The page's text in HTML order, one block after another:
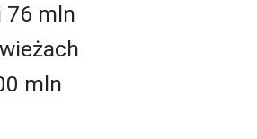
76 mln
mln